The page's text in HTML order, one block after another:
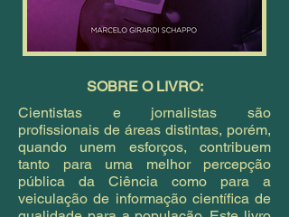
SOBRE O LIVRO:
Cientistas e jornalistas são
profissionais de áreas distintas, porém,
quando unem esforços, contribuem
tanto para uma melhor percepção
pública da Ciência como para a
veiculação de informação científica de